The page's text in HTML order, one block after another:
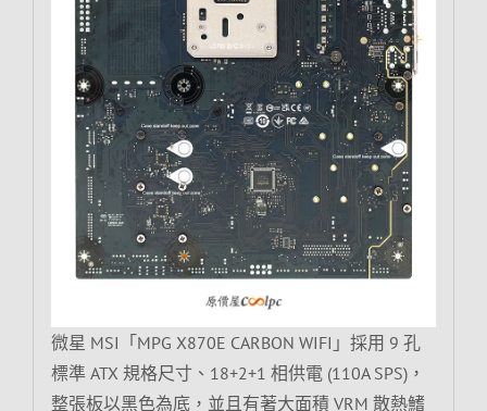
微星 MSI「MPG X870E CARBON WIFI」採用 9 孔
標準 ATX 規格尺寸、18+2+1 相供電 (110A SPS)，
整張板以黑色為底，並且有著大面積 VRM 散熱鰭